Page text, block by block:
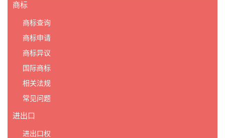
商标
商标查询
商标申请
商标异议
国际商标
相关法规
常见问题
进出口
进出口权